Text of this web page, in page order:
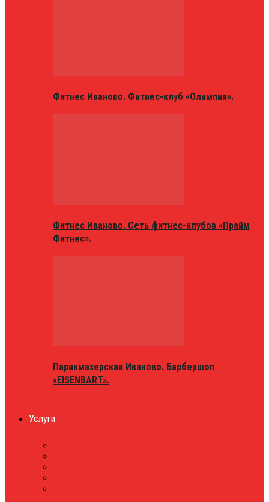
Фитнес Иваново. Фитнес-клуб «Олимпия».
Фитнес Иваново. Сеть фитнес-клубов «Прайм
Фитнес».
Парикмахерская Иваново. Барбершоп
«EISENBART».
Услуги